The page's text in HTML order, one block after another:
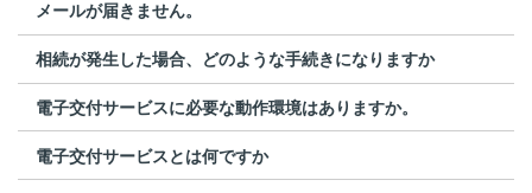
メールが届きません。
相続が発生した場合、どのような手続きになりますか
電子交付サービスに必要な動作環境はありますか。
電子交付サービスとは何ですか